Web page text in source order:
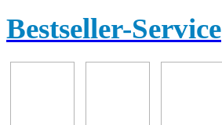
Bestseller-Service